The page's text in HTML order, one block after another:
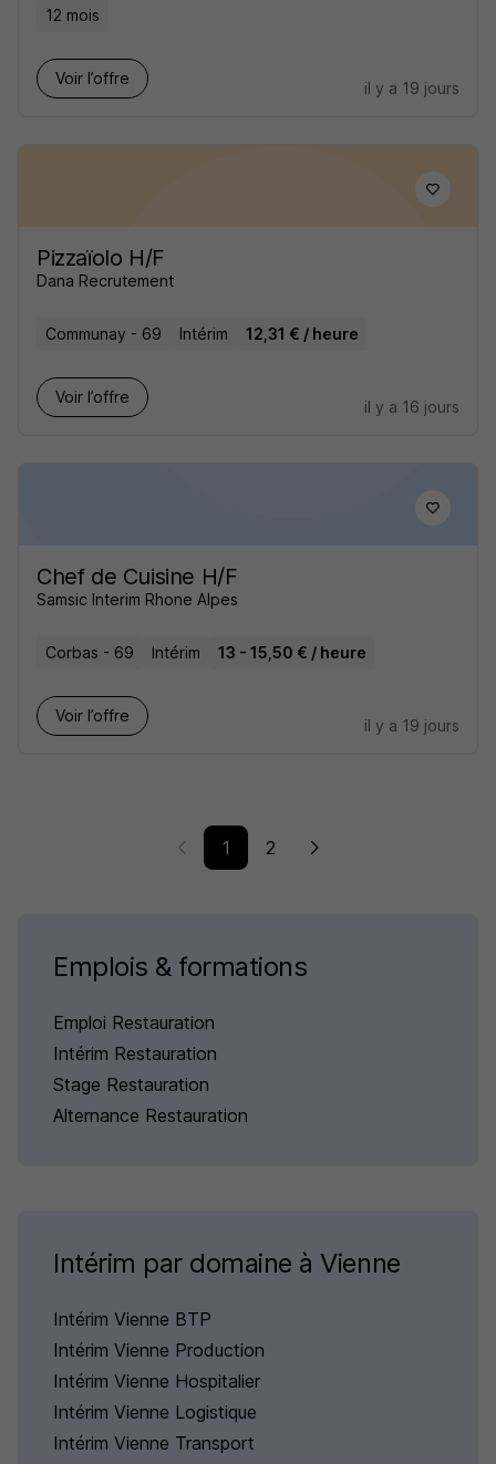
12 mois
Voir l’offre
il y a 19 jours
Pizzaïolo H/F
Dana Recrutement
Communay - 69 Intérim 12,31 € / heure
Voir l’offre
il y a 16 jours
Chef de Cuisine H/F
Samsic Interim Rhone Alpes
Corbas - 69 Intérim 13 - 15,50 € / heure
Voir l’offre
il y a 19 jours
1 2
Emplois & formations
Emploi Restauration
Intérim Restauration
Stage Restauration
Alternance Restauration
Intérim par domaine à Vienne
Intérim Vienne BTP
Intérim Vienne Production
Intérim Vienne Hospitalier
Intérim Vienne Logistique
Intérim Vienne Transport